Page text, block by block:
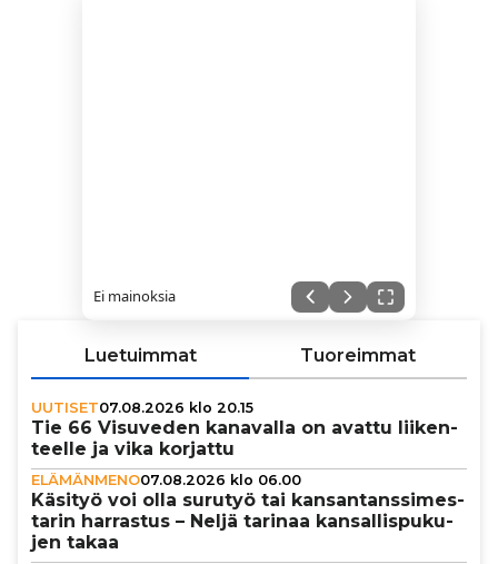
Ei mainoksia
Luetuimmat Tuoreimmat
UUTISET07.08.2026 klo 20.15
Tie 66 Visuveden kanavalla on avattu lii­ken­
teelle ja vika korjattu
ELÄMÄNMENO07.08.2026 klo 06.00
Käsityö voi olla surutyö tai kan­san­tans­si­mes­
ta­rin harrastus – Neljä tarinaa kan­sal­lis­pu­ku­
jen takaa